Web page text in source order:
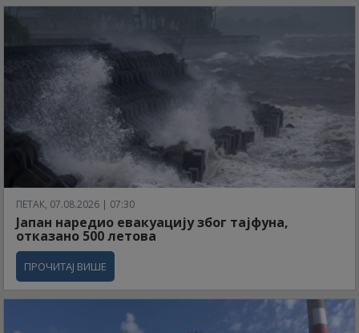
ПЕТАК, 07.08.2026 | 07:30
Јапан наредио евакуацију због тајфуна,
отказано 500 летова
ПРОЧИТАЈ ВИШЕ